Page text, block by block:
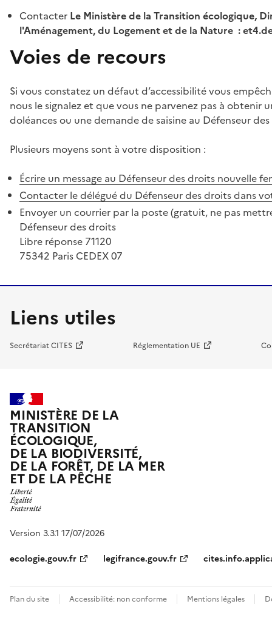
Contacter Le Ministère de la Transition écologique,
l'Aménagement, du Logement et de la Nature :
Voies de recours
Si vous constatez un défaut d’accessibilité vous
nous le signalez et que vous ne parvenez pas à
doléances ou une demande de saisine au Défenseur
Plusieurs moyens sont à votre disposition :
Écrire un message au Défenseur des droits nouvelle
Contacter le délégué du Défenseur des droits dans
Envoyer un courrier par la poste (gratuit, ne pas
Défenseur des droits
Libre réponse 71120
75342 Paris CEDEX 07
Liens utiles
Secrétariat CITES Réglementation UE
MINISTÈRE DE LA
TRANSITION
ÉCOLOGIQUE,
DE LA BIODIVERSITÉ,
DE LA FORÊT, DE LA MER
ET DE LA PÊCHE
Version 3.3.1 17/07/2026
ecologie.gouv.fr
legifrance.gouv.fr
Plan du site Accessibilité: non conforme Mentions légales